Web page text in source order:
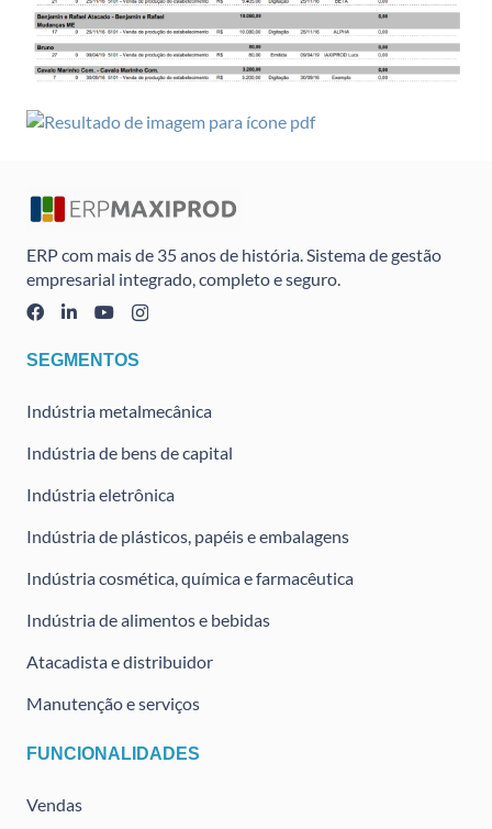
ERP com mais de 35 anos de história. Sistema de gestão
empresarial integrado, completo e seguro.
SEGMENTOS
Indústria metalmecânica
Indústria de bens de capital
Indústria eletrônica
Indústria de plásticos, papéis e embalagens
Indústria cosmética, química e farmacêutica
Indústria de alimentos e bebidas
Atacadista e distribuidor
Manutenção e serviços
FUNCIONALIDADES
Vendas